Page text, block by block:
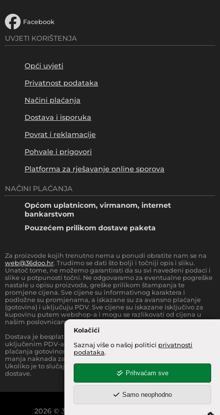
Kolačići
Saznaj više o našoj politici privatnosti
podataka.
Prihvaćam sve
Samo neophodno
Facebook
UVJETI KORIŠTENJA
Opći uvjeti
Privatnost podataka
Načini plaćanja
Dostava i isporuka
Povrat i reklamacije
Pohvale i prigovori
Platforma za rješavanje online sporova
NAČINI PLAĆANJA
Općom uplatnicom, virmanom, internet
bankarstvom
Pouzećem prilikom dostave paketa
Za proizvode kojih trenutno nema u ponudi obratite nam se na
web@36doo.hr. Trudimo se dati što bolji i točniji opis i sliku.
Unatoč tome, ne možemo garantirati da su svi navedeni podaci i
slike u potpunosti točni. Ne odgovaramo za eventualne pogreške
nastale u opisu proizvoda, greške prilikom štampanja te
promjene cijena. Sve cijene su informativnog karaktera i
podložne su promjenama, a iskazane su za avansno plaćanje
(gotovina) i uključuju PDV. Sve cijene su iskazane isključivo za
kupovinu putem webshop-a i mogu se razlikovati od cijena u
našim poslovnicama.
Dostava je besplatna za sve narudžbe iznad
uključenim PDV-a) za Zonu 1 (cijela RH, osim otoka).Prilikom
plaćanja gotovinom pri dostavi robe na kućnu adresu, moguća je
manja naknada za rad sa gotovinom na strani dostavne službe.
Ukoliko je to slučaj, to je jasno označeno pri samom iznosu
dostave.
2026© 36 INFO d.o.o.